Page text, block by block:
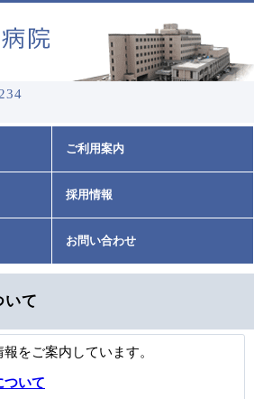
ご利用案内
採用情報
お問い合わせ
いて
をご案内しています。
ついて